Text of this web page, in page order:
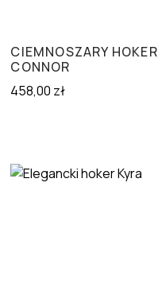
CIEMNOSZARY HOKER
CONNOR
458,00 zł